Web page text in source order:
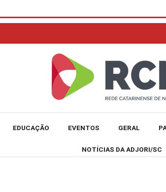
EDUCAÇÃO EVENTOS GERAL
NOTÍCIAS DA ADJORI/SC